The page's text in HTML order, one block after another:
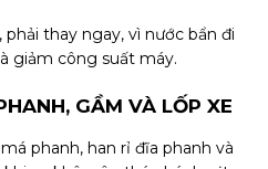
thay ngay, vì nước bẩn đi
giảm công suất máy.
GẦM VÀ LỐP XE
phanh, han rỉ đĩa phanh và